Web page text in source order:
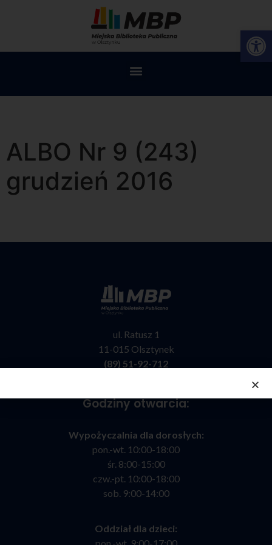
ALBO Nr 9 (243)
grudzień 2016
ul. Ratusz 1
11-015 Olsztynek
(89) 51-92-712
Godziny otwarcia:
Wypożyczalnia dla dorosłych:
pon.-wt. 10:00-18:00
śr. 8:00-15:00
czw.-pt. 10:00-18:00
sob. 9:00-14:00
Oddział dla dzieci: